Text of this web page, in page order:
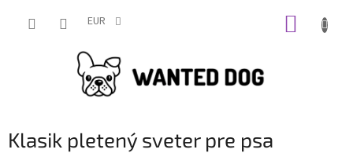
EUR
Klasik pletený sveter pre psa